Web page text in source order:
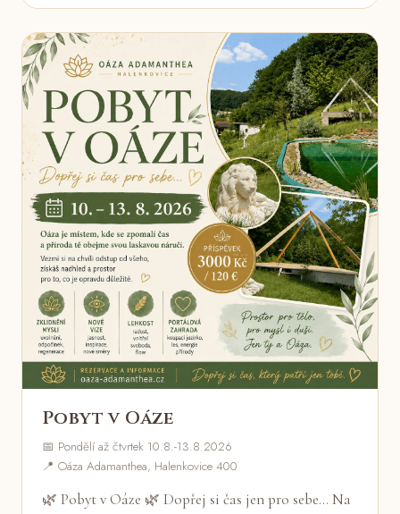
Pobyt v Oáze
📅 Pondělí až čtvrtek 10.8.-13.8.2026
📍 Oáza Adamanthea, Halenkovice 400
🌿 Pobyt v Oáze 🌿 Dopřej si čas jen pro sebe... Na